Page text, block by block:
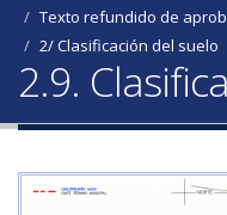
Texto refundido de
2/ Clasificación del suelo
2.9.